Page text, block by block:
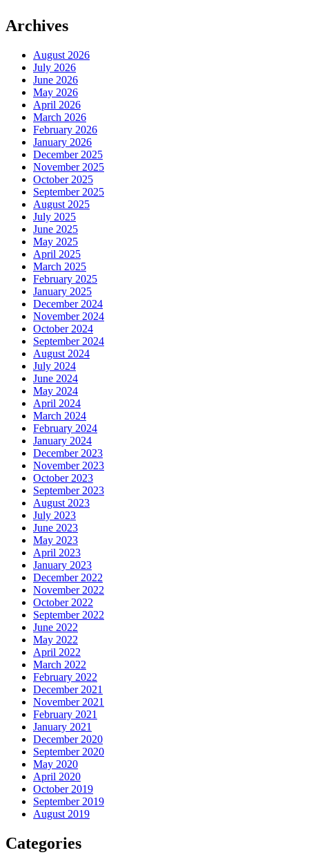
Archives
August 2026
July 2026
June 2026
May 2026
April 2026
March 2026
February 2026
January 2026
December 2025
November 2025
October 2025
September 2025
August 2025
July 2025
June 2025
May 2025
April 2025
March 2025
February 2025
January 2025
December 2024
November 2024
October 2024
September 2024
August 2024
July 2024
June 2024
May 2024
April 2024
March 2024
February 2024
January 2024
December 2023
November 2023
October 2023
September 2023
August 2023
July 2023
June 2023
May 2023
April 2023
January 2023
December 2022
November 2022
October 2022
September 2022
June 2022
May 2022
April 2022
March 2022
February 2022
December 2021
November 2021
February 2021
January 2021
December 2020
September 2020
May 2020
April 2020
October 2019
September 2019
August 2019
Categories